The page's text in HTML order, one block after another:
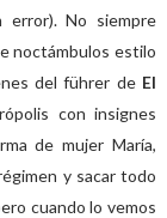
No siempre
noctámbulos estilo
del führer de El
con insignes
de mujer María,
y sacar todo
cuando lo vemos